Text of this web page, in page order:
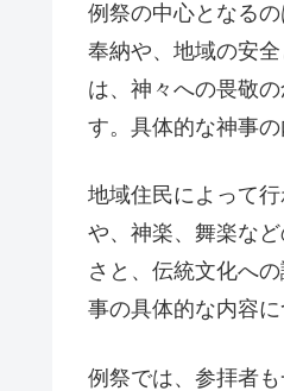
例祭の中心となる
奉納や、地域の安
は、神々への畏敬
す。具体的な神事
地域住民によって
や、神楽、舞楽な
さと、伝統文化へ
事の具体的な内容
例祭では、参拝者